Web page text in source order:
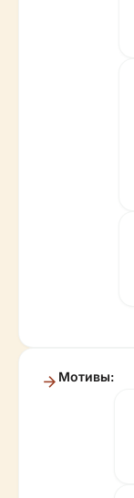
Мотивы: